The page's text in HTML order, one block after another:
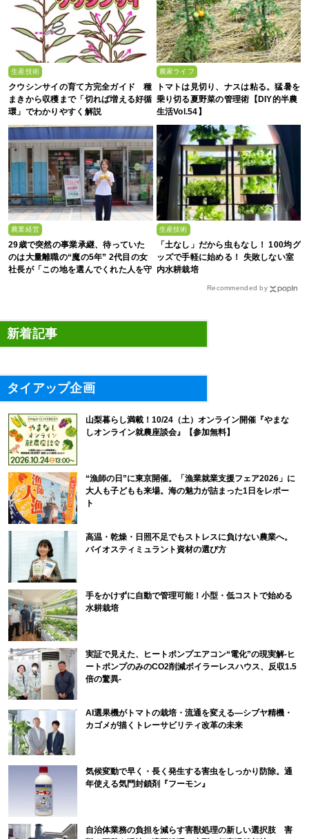
生産技術
クウシンサイの育て方完全ガイド 種
まきから収穫まで「切れば増える好循
環」でわかりやすく解説
農家ライフ
トマトは見切り、ナスは粘る。猛暑を
乗り切る夏野菜の管理術【DIY的半農
生活Vol.54】
農業経営
29歳で突然の事業承継、待っていた
のは大量離職の“魔の5年” 2代目の女
社長が「この地を選んでくれた人を守
生産技術
「土なし」だから虫もなし！ 100均グ
ッズで手軽に始める！ 失敗しない室
内水耕栽培
Recommended by
新着記事
タイアップ企画
山梨暮らし満載！10/24（土）オンライン開催『やまな
しオンライン就農座談会』【参加無料】
“漁師の日”に東京開催。「漁業就業支援フェア2026」に
大人も子どもも来場。海の魅力が詰まった1日をレポー
ト
高温・乾燥・日照不足でもストレスに負けない農業へ。
バイオスティミュラント資材の選び方
手をかけずに自動で管理可能！小型・低コストで始める
水耕栽培
実証で見えた、ヒートポンプエアコン“電化”の現実解-ヒ
ートポンプのみのCO2削減ボイラーレスハウス、反収1.5
倍の驚異-
AI選果機がトマトの栽培・流通を変える―シブヤ精機・
カゴメが描くトレーサビリティ改革の未来
気候変動で早く・長く発生する害虫をしっかり防除。通
年使える気門封鎖剤『フーモン』
自治体業務の負担を減らす害獣処理の新しい選択肢 害